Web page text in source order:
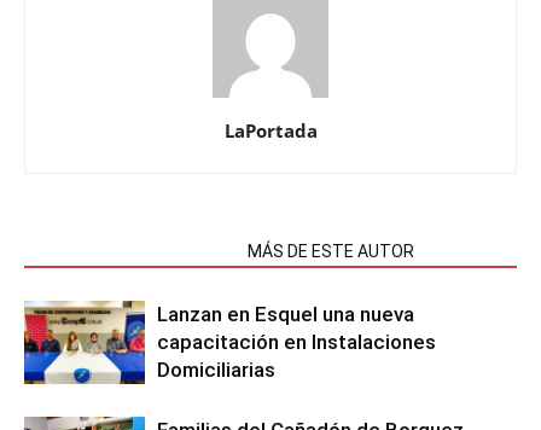
LaPortada
MÁS DE ESTE AUTOR
Lanzan en Esquel una nueva
capacitación en Instalaciones
Domiciliarias